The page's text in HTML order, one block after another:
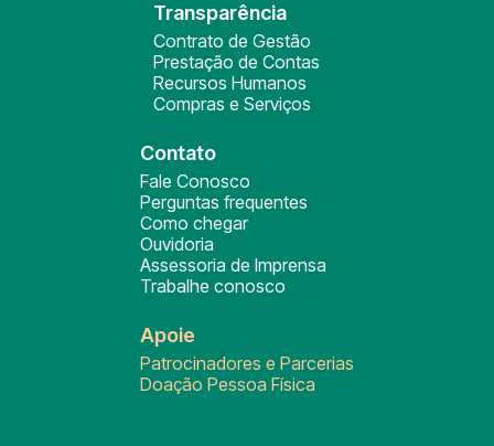
Transparência
Contrato de Gestão
Prestação de Contas
Recursos Humanos
Compras e Serviços
Contato
Fale Conosco
Perguntas frequentes
Como chegar
Ouvidoria
Assessoria de Imprensa
Trabalhe conosco
Apoie
Patrocinadores e Parcerias
Doação Pessoa Física